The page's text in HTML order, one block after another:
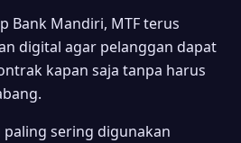
Mandiri Tunas Finance
Tunas Finance gratis?
tanpa aplikasi?
cek angsuran?
Bank Mandiri, MTF terus
digital agar pelanggan dapat
kapan saja tanpa harus
paling sering digunakan